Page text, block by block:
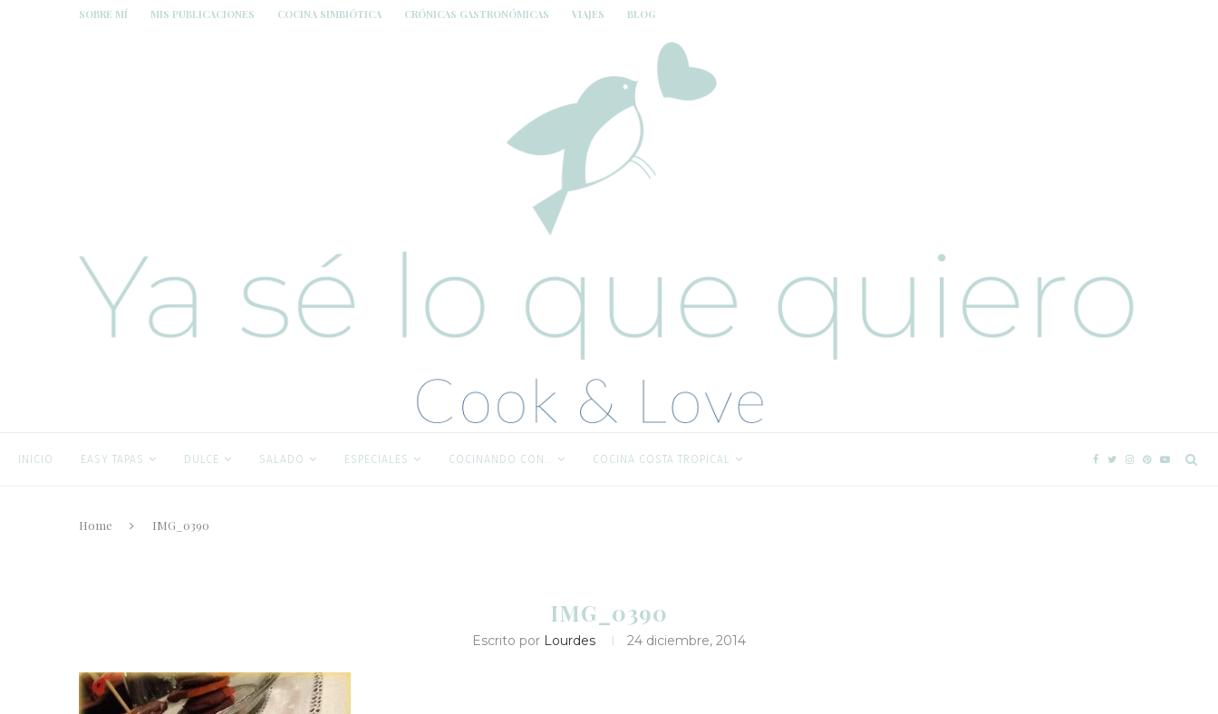
SOBRE MÍ MIS PUBLICACIONES COCINA SIMBIÓTICA CRÓNICAS GASTRONÓMICAS VIAJES BLOG
INICIO EASY TAPAS DULCE SALADO ESPECIALES COCINANDO CON… COCINA COSTA TROPICAL
Home IMG_0390
IMG_0390
Escrito por Lourdes 24 diciembre, 2014